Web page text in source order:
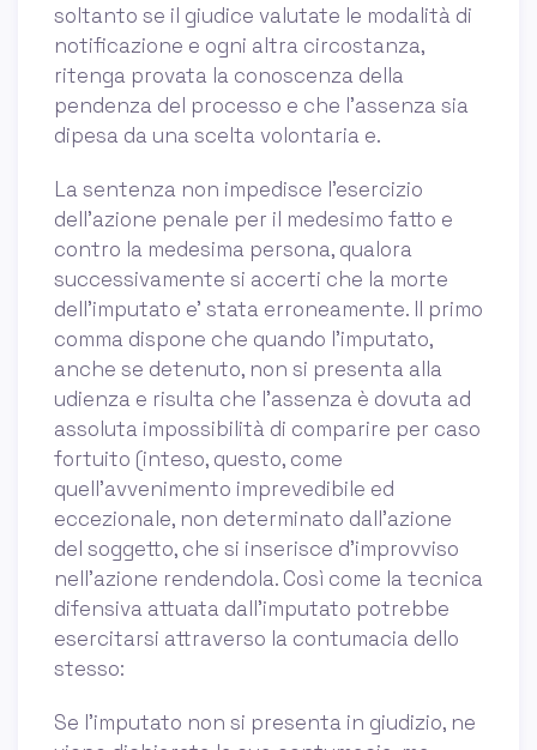
soltanto se il giudice valutate le modalità di
notificazione e ogni altra circostanza,
ritenga provata la conoscenza della
pendenza del processo e che l’assenza sia
dipesa da una scelta volontaria e.
La sentenza non impedisce l'esercizio
dell'azione penale per il medesimo fatto e
contro la medesima persona, qualora
successivamente si accerti che la morte
dell'imputato e' stata erroneamente. Il primo
comma dispone che quando l’imputato,
anche se detenuto, non si presenta alla
udienza e risulta che l’assenza è dovuta ad
assoluta impossibilità di comparire per caso
fortuito (inteso, questo, come
quell’avvenimento imprevedibile ed
eccezionale, non determinato dall’azione
del soggetto, che si inserisce d’improvviso
nell’azione rendendola. Così come la tecnica
difensiva attuata dall’imputato potrebbe
esercitarsi attraverso la contumacia dello
stesso:
Se l’imputato non si presenta in giudizio, ne